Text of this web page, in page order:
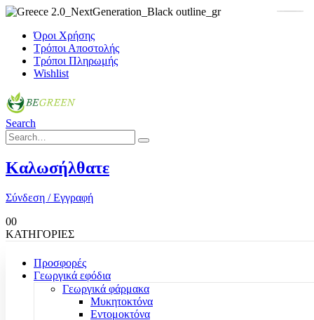
Όροι Χρήσης
Τρόποι Αποστολής
Τρόποι Πληρωμής
Wishlist
Search
Καλωσήλθατε
Σύνδεση / Εγγραφή
00
ΚΑΤΗΓΟΡΙΕΣ
Προσφορές
Γεωργικά εφόδια
Γεωργικά φάρμακα
Μυκητοκτόνα
Εντομοκτόνα